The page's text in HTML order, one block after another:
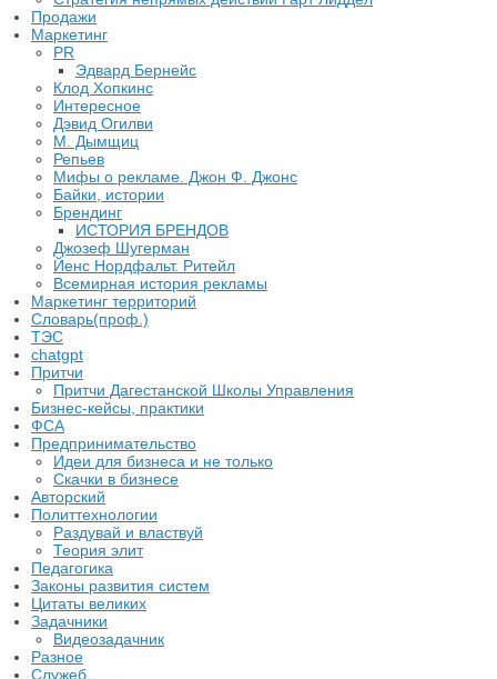
Продажи
Маркетинг
PR
Эдвард Бернейс
Клод Хопкинс
Интересное
Дэвид Огилви
М. Дымщиц
Репьев
Мифы о рекламе. Джон Ф. Джонс
Байки, истории
Брендинг
ИСТОРИЯ БРЕНДОВ
Джозеф Шугерман
​Йенс Нордфальт. Ритейл
Всемирная история рекламы
Маркетинг территорий
Словарь(проф.)
ТЭС
chatgpt
Притчи
Притчи Дагестанской Школы Управления
Бизнес-кейсы, практики
ФСА
Предпринимательство
Идеи для бизнеса и не только
Скачки в бизнесе
Авторский
Политтехнологии
Раздувай и властвуй
Теория элит
​Педагогика
Законы развития систем
Цитаты великих
Задачники
Видеозадачник
Разное
Служеб.